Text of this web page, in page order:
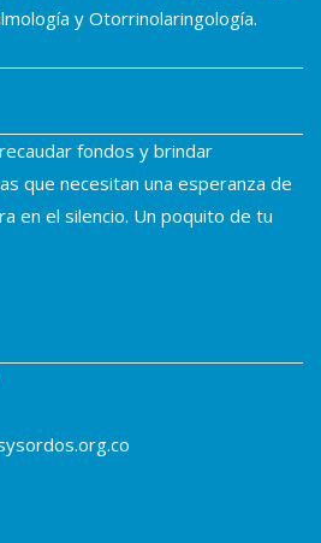
y Otorrinolaringología.
fondos y brindar
que necesitan una esperanza de
en el silencio. Un poquito de tu